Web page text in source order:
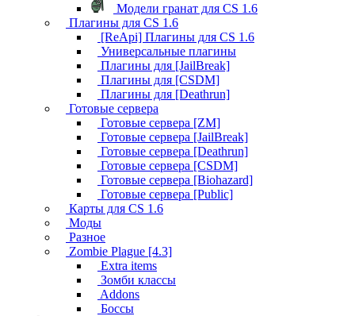
Модели гранат для CS 1.6
Плагины для CS 1.6
[ReApi] Плагины для CS 1.6
Универсальные плагины
Плагины для [JailBreak]
Плагины для [CSDM]
Плагины для [Deathrun]
Готовые сервера
Готовые сервера [ZM]
Готовые сервера [JailBreak]
Готовые сервера [Deathrun]
Готовые сервера [CSDM]
Готовые сервера [Biohazard]
Готовые сервера [Public]
Карты для CS 1.6
Моды
Разное
Zombie Plague [4.3]
Extra items
Зомби классы
Addons
Боссы